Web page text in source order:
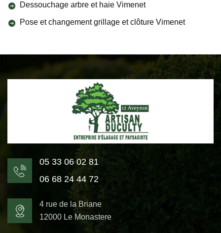
Dessouchage arbre et haie Vimenet
Pose et changement grillage et clôture Vimenet
05 33 06 02 81
06 68 24 44 72
4 rue de la Briane
12000 Le Monastere